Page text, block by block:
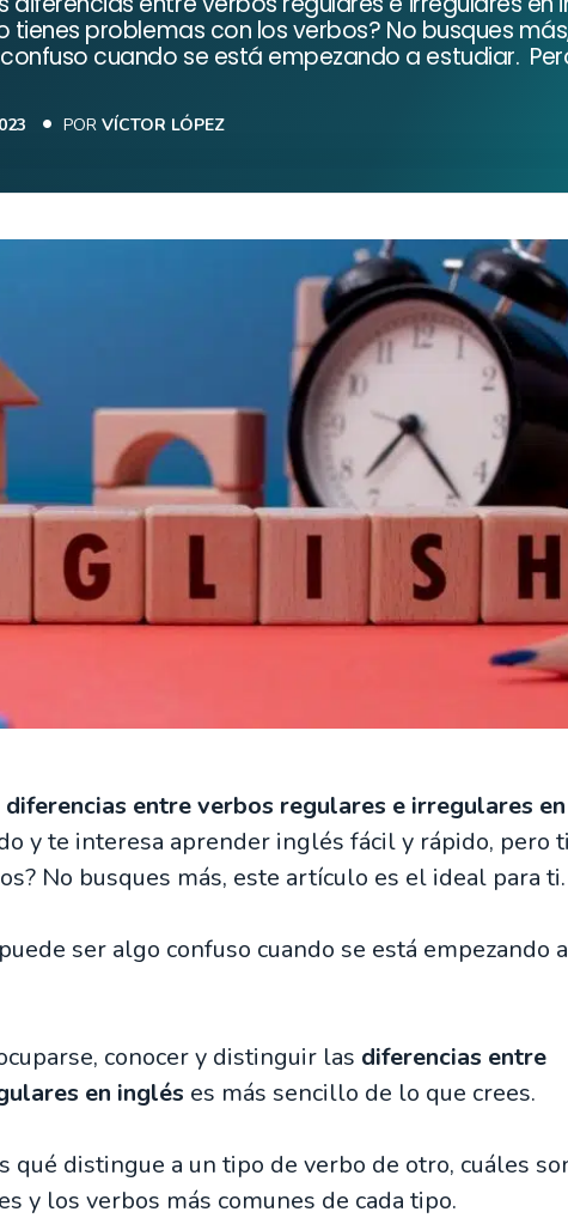
tienes problemas con los verbos? No busques
cuando se está empezando a estudiar.
POR VÍCTOR LÓPEZ
diferencias entre verbos regulares e irregulares en
y te interesa aprender inglés fácil y rápido, pero
No busques más, este artículo es el ideal para ti.
ser algo confuso cuando se está empezando a
conocer y distinguir las diferencias entre
en inglés es más sencillo de lo que crees.
qué distingue a un tipo de verbo de otro, cuáles
y los verbos más comunes de cada tipo.